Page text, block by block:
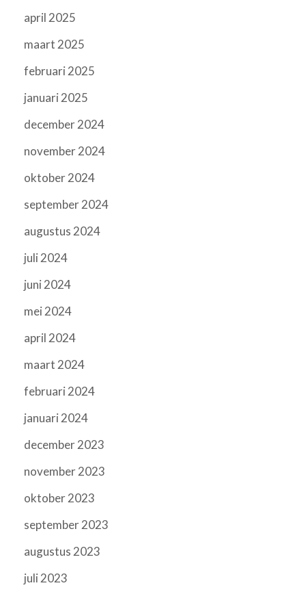
april 2025
maart 2025
februari 2025
januari 2025
december 2024
november 2024
oktober 2024
september 2024
augustus 2024
juli 2024
juni 2024
mei 2024
april 2024
maart 2024
februari 2024
januari 2024
december 2023
november 2023
oktober 2023
september 2023
augustus 2023
juli 2023